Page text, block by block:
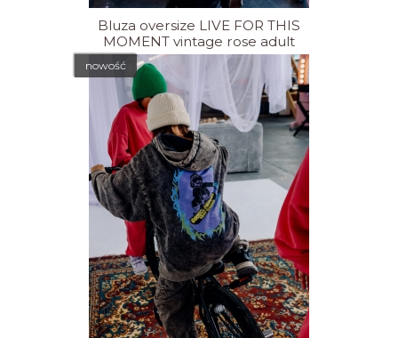
Bluza oversize LIVE FOR THIS
MOMENT vintage rose adult
nowość